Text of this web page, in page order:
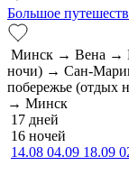
Большое
Минск → Вена →
ночи) → Сан-
побережье (отдых
→ Минск
17 дней
16 ночей
14.08 04.09 18.09